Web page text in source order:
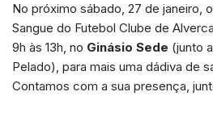
No próximo sábado, 27 de janeiro,
Sangue do Futebol Clube de
9h às 13h, no Ginásio Sede (junto
Pelado), para mais uma dádiva de
Contamos com a sua presença,